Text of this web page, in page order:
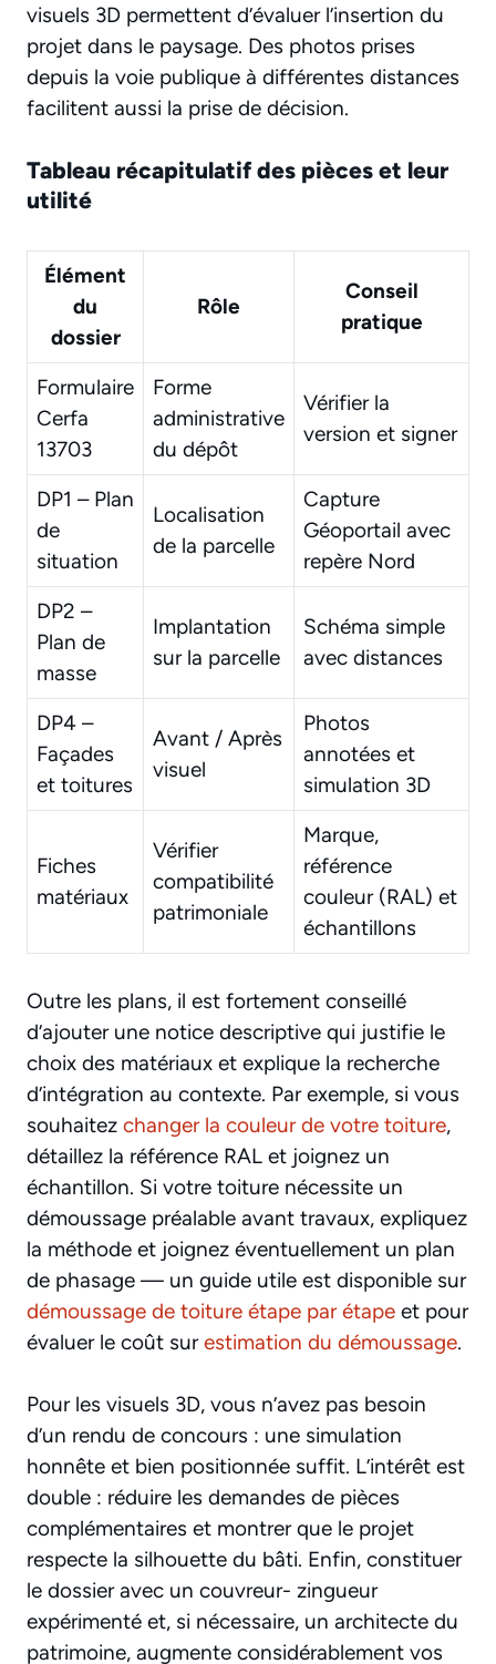
visuels 3D permettent d’évaluer l’insertion du
projet dans le paysage. Des photos prises
depuis la voie publique à différentes distances
facilitent aussi la prise de décision.
Tableau récapitulatif des pièces et leur
utilité
Élément
du
dossier
Rôle
Conseil
pratique
Formulaire
Cerfa
13703
Forme
administrative
du dépôt
Vérifier la
version et signer
DP1 – Plan
de
situation
Localisation
de la parcelle
Capture
Géoportail avec
repère Nord
DP2 –
Plan de
masse
Implantation
sur la parcelle
Schéma simple
avec distances
DP4 –
Façades
et toitures
Avant / Après
visuel
Photos
annotées et
simulation 3D
Fiches
matériaux
Vérifier
compatibilité
patrimoniale
Marque,
référence
couleur (RAL) et
échantillons
Outre les plans, il est fortement conseillé
d’ajouter une notice descriptive qui justifie le
choix des matériaux et explique la recherche
d’intégration au contexte. Par exemple, si vous
souhaitez changer la couleur de votre toiture,
détaillez la référence RAL et joignez un
échantillon. Si votre toiture nécessite un
démoussage préalable avant travaux, expliquez
la méthode et joignez éventuellement un plan
de phasage — un guide utile est disponible sur
démoussage de toiture étape par étape et pour
évaluer le coût surestimation du démoussage.
Pour les visuels 3D, vous n’avez pas besoin
d’un rendu de concours : une simulation
honnête et bien positionnée suffit. L’intérêt est
double : réduire les demandes de pièces
complémentaires et montrer que le projet
respecte la silhouette du bâti. Enfin, constituer
le dossier avec un couvreur- zingueur
expérimenté et, si nécessaire, un architecte du
patrimoine, augmente considérablement vos